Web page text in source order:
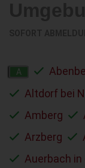
A
Altdorf bei
Amberg
Arzberg
Auerbach in